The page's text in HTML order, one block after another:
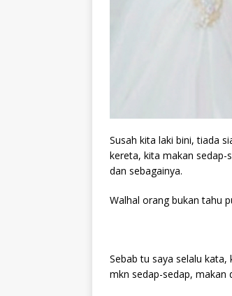
Susah kita laki bini, tiada
kereta, kita makan sedap-
dan sebagainya.
Walhal orang bukan tahu
Sebab tu saya selalu
mkn sedap-sedap, makan